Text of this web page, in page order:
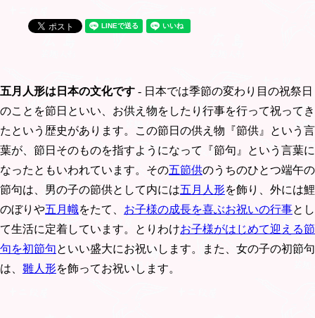
五月人形は日本の文化です - 日本では季節の変わり目の祝祭日
のことを節日といい、お供え物をしたり行事を行って祝ってき
たという歴史があります。この節日の供え物『節供』という言
葉が、節日そのものを指すようになって『節句』という言葉に
なったともいわれています。その五節供のうちのひとつ端午の
節句は、男の子の節供として内には五月人形を飾り、外には鯉
のぼりや五月幟をたて、 お子様の成長を喜ぶお祝いの行事とし
て生活に定着しています。とりわけお子様がはじめて迎える節
句を初節句といい盛大にお祝いします。また、女の子の初節句
は、 雛人形を飾ってお祝いします。